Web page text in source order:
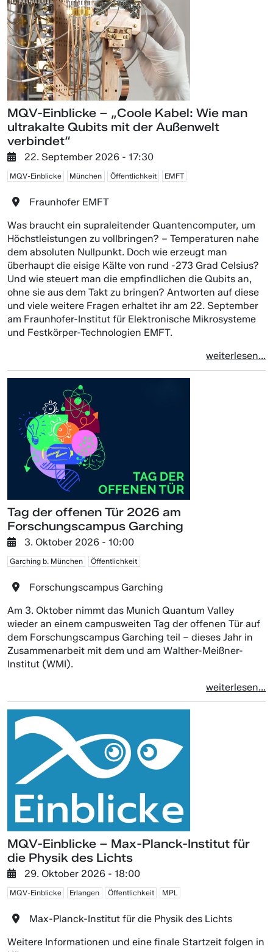
MQV-Einblicke – „Coole Kabel: Wie man
ultrakalte Qubits mit der Außenwelt
verbindet“
22. September 2026 - 17:30
MQV-Einblicke München Öffentlichkeit EMFT
Fraunhofer EMFT
Was braucht ein supraleitender Quantencomputer, um
Höchstleistungen zu vollbringen? – Temperaturen nahe
dem absoluten Nullpunkt. Doch wie erzeugt man
überhaupt die eisige Kälte von rund -273 Grad Celsius?
Und wie steuert man die empfindlichen die Qubits an,
ohne sie aus dem Takt zu bringen? Antworten auf diese
und viele weitere Fragen erhaltet ihr am 22. September
am Fraunhofer-Institut für Elektronische Mikrosysteme
und Festkörper-Technologien EMFT.
weiterlesen...
Tag der offenen Tür 2026 am
Forschungscampus Garching
3. Oktober 2026 - 10:00
Garching b. München Öffentlichkeit
Forschungscampus Garching
Am 3. Oktober nimmt das Munich Quantum Valley
wieder an einem campusweiten Tag der offenen Tür auf
dem Forschungscampus Garching teil – dieses Jahr in
Zusammenarbeit mit dem und am Walther-Meißner-
Institut (WMI).
weiterlesen...
MQV-Einblicke – Max-Planck-Institut für
die Physik des Lichts
29. Oktober 2026 - 18:00
MQV-Einblicke Erlangen Öffentlichkeit MPL
Max-Planck-Institut für die Physik des Lichts
Weitere Informationen und eine finale Startzeit folgen in